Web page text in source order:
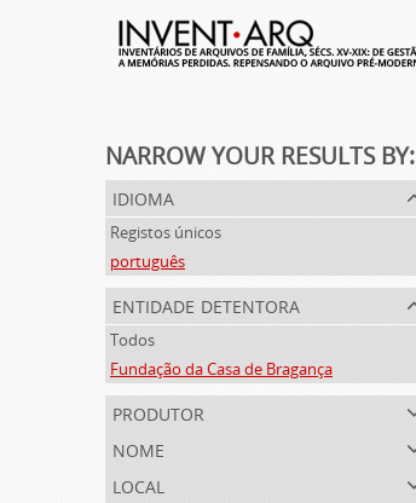
NARROW YOUR RESULTS BY:
idioma
Registos únicos
português
entidade detentora
Todos
Fundação da Casa de Bragança
produtor
nome
local